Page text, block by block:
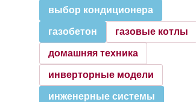
выбор кондиционера
газобетон газовые котлы
домашняя техника
инверторные модели
инженерные системы